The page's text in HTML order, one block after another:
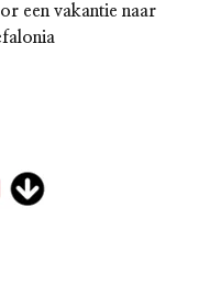
een vakantie naar